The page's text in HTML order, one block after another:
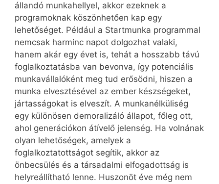
állandó munkahellyel, akkor ezeknek a
programoknak köszönhetően kap egy
lehetőséget. Például a Startmunka programmal
nemcsak harminc napot dolgozhat valaki,
hanem akár egy évet is, tehát a hosszabb távú
foglalkoztatásba van bevonva, így potenciális
munkavállalóként meg tud erősödni, hiszen a
munka elvesztésével az ember készségeket,
jártasságokat is elveszít. A munkanélküliség
egy különösen demoralizáló állapot, főleg ott,
ahol generációkon átívelő jelenség. Ha volnának
olyan lehetőségek, amelyek a
foglalkoztatottságot segítik, akkor az
önbecsülés és a társadalmi elfogadottság is
helyreállítható lenne. Huszonöt éve még nem